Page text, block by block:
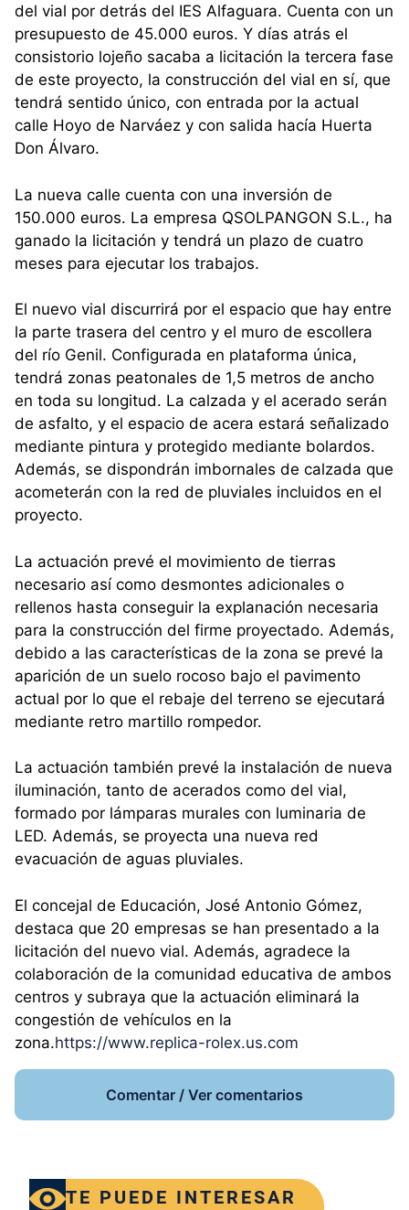
del vial por detrás del IES Alfaguara. Cuenta con un
presupuesto de 45.000 euros. Y días atrás el
consistorio lojeño sacaba a licitación la tercera fase
de este proyecto, la construcción del vial en sí, que
tendrá sentido único, con entrada por la actual
calle Hoyo de Narváez y con salida hacía Huerta
Don Álvaro.
La nueva calle cuenta con una inversión de
150.000 euros. La empresa QSOLPANGON S.L., ha
ganado la licitación y tendrá un plazo de cuatro
meses para ejecutar los trabajos.
El nuevo vial discurrirá por el espacio que hay entre
la parte trasera del centro y el muro de escollera
del río Genil. Configurada en plataforma única,
tendrá zonas peatonales de 1,5 metros de ancho
en toda su longitud. La calzada y el acerado serán
de asfalto, y el espacio de acera estará señalizado
mediante pintura y protegido mediante bolardos.
Además, se dispondrán imbornales de calzada que
acometerán con la red de pluviales incluidos en el
proyecto.
La actuación prevé el movimiento de tierras
necesario así como desmontes adicionales o
rellenos hasta conseguir la explanación necesaria
para la construcción del firme proyectado. Además,
debido a las características de la zona se prevé la
aparición de un suelo rocoso bajo el pavimento
actual por lo que el rebaje del terreno se ejecutará
mediante retro martillo rompedor.
La actuación también prevé la instalación de nueva
iluminación, tanto de acerados como del vial,
formado por lámparas murales con luminaria de
LED. Además, se proyecta una nueva red
evacuación de aguas pluviales.
El concejal de Educación, José Antonio Gómez,
destaca que 20 empresas se han presentado a la
licitación del nuevo vial. Además, agradece la
colaboración de la comunidad educativa de ambos
centros y subraya que la actuación eliminará la
congestión de vehículos en la
zona.https://www.replica-rolex.us.com
Comentar / Ver comentarios
TE PUEDE INTERESAR